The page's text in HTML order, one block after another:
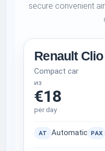
secure convenient
Renault Clio
Compact car
из
€18
per day
AT Automatic PAX